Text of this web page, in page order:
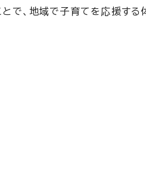
で、地域で子育てを応援する